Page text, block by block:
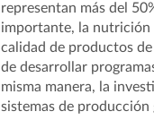
representan más del
importante, la nutrición
calidad de productos
de desarrollar
misma manera, la
sistemas de producción